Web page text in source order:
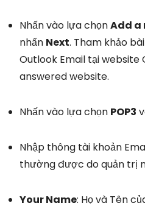
Nhấn vào lựa chọnAdd a
nhấn Next. Tham khảo
Outlook Email tại website
answered website.
Nhấn vào lựa chọn POP3
Nhập thông tài khoản
thường được do quản trị
Your Name: Họ và Tên